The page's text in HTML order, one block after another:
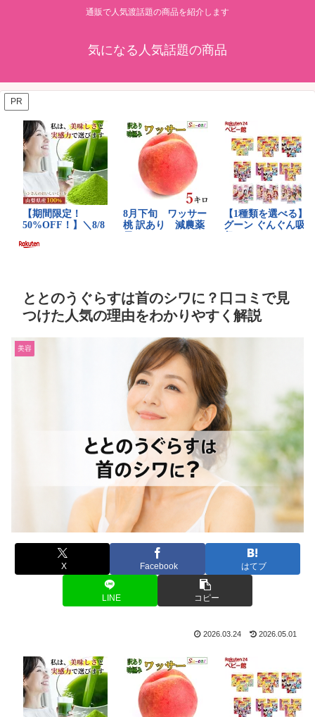
通販で人気渡話題の商品を紹介します
気になる人気話題の商品
PR
ととのうぐらすは首のシワに？口コミで見
つけた人気の理由をわかりやすく解説
美容
X Facebook はてブ
LINE コピー
2026.03.24 2026.05.01